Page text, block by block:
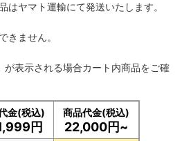
はヤマト運輸にて発送いたします。
きません。
が表示される場合カート内商品をご確
金(税込)
円
商品代金(税込)
22,000円~